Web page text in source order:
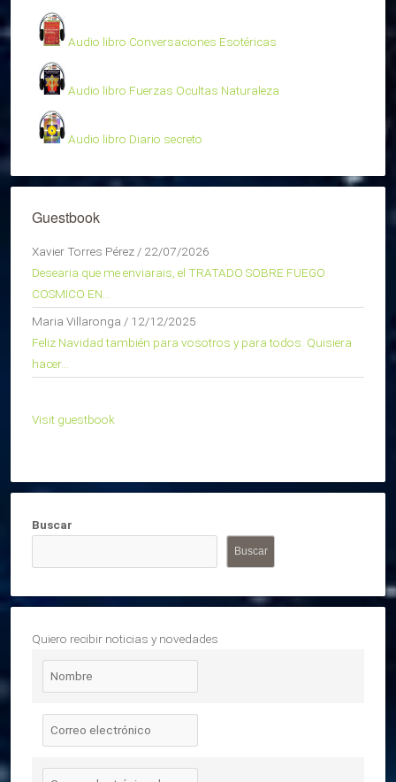
Audio libro Conversaciones Esotéricas
Audio libro Fuerzas Ocultas Naturaleza
Audio libro Diario secreto
Guestbook
Xavier Torres Pérez / 22/07/2026
Desearia que me enviarais, el TRATADO SOBRE FUEGO
COSMICO EN...
Maria Villaronga / 12/12/2025
Feliz Navidad también para vosotros y para todos. Quisiera
hacer...
Visit guestbook
Buscar
Buscar
Quiero recibir noticias y novedades